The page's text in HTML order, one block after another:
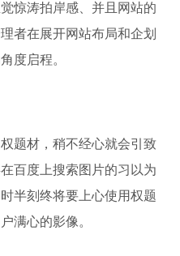
惊涛拍岸感、并且网站的
者在展开网站布局和企划
度启程。
题材，稍不经心就会引致
百度上搜索图片的习以为
半刻终将要上心使用权题
满心的影像。